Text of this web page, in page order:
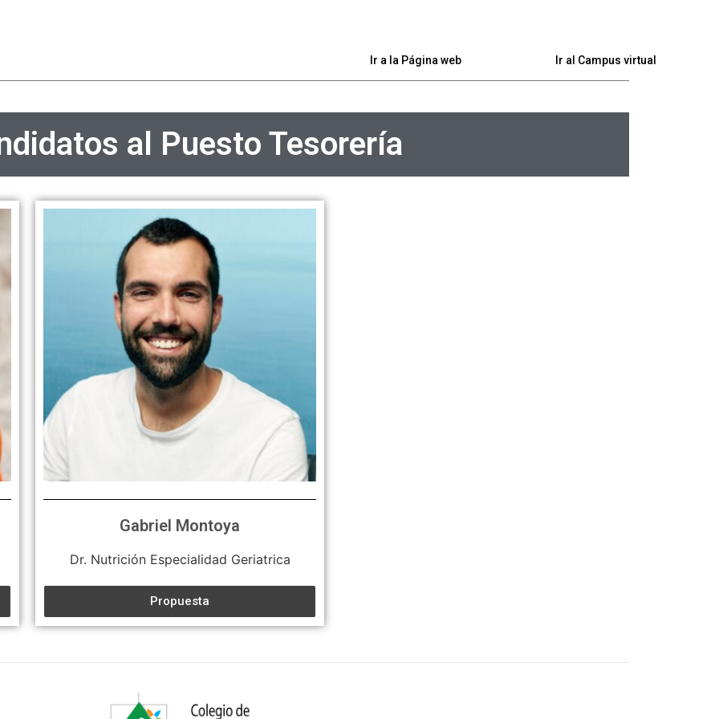
Ir a la Página web Ir al Campus virtual
al Puesto Tesorería
Gabriel Montoya
Dr. Nutrición Especialidad Geriatrica
Propuesta